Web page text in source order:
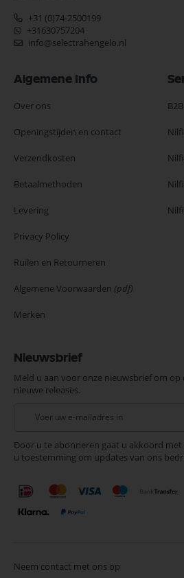
+31 (0)74-2500199
+31630757204
info@selectrahengelo.nl
Algemene Info
Over ons
Openingstijden en contact
Verzendkosten
Betaalmethoden
Levering
Privacy Policy
Ruilen en Retourneren
Algemene Voorwaarden (pdf)
Merken
B2B
Nieuwsbrief
Meld u aan voor onze nieuwsbrief om
nieuwe releases.
onze
nieuwsbrief
Door u te abonneren gaat u akkoord
u toestemming om updates van ons
Neem contact met ons op